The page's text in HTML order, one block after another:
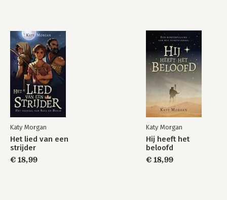
Katy Morgan
Het lied van een
strijder
€ 18,99
Katy Morgan
Hij heeft het
beloofd
€ 18,99